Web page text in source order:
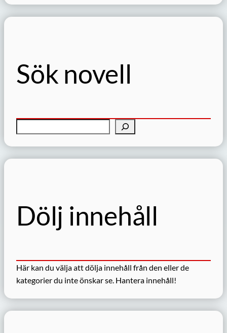
Sök novell
ö
Dölj innehåll
Här kan du välja att dölja innehåll från den eller de
kategorier du inte önskar se. Hantera innehåll!